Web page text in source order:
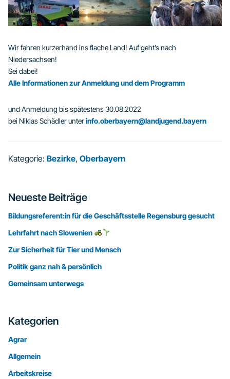
Wir fahren kurzerhand ins flache Land! Auf geht’s nach
Niedersachsen!
Sei dabei!
Alle Informationen zur Anmeldung und dem Programm
und Anmeldung bis spätestens 30.08.2022
bei Niklas Schädler unterinfo.oberbayern@landjugend.bayern
Kategorie: Bezirke, Oberbayern
Seitenspalte
Neueste Beiträge
Bildungsreferent:in für die Geschäftsstelle Regensburg gesucht
Lehrfahrt nach Slowenien
Zur Sicherheit für Tier und Mensch
Politik ganz nah & persönlich
Gemeinsam unterwegs
Kategorien
Agrar
Allgemein
Arbeitskreise